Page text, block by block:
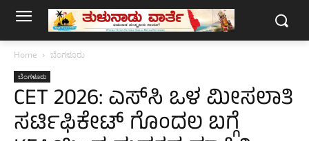
Home ಬೆಂಗಳೂರು
ಬೆಂಗಳೂರು
CET 2026: ಎಸ್​ಸಿ ಒಳ ಮೀಸಲಾತಿ
ಸರ್ಟಿಫಿಕೇಟ್ ಗೊಂದಲ ಬಗ್ಗೆ